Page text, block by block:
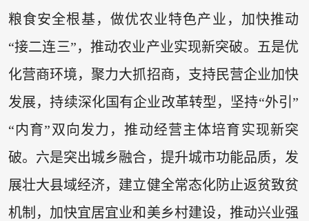
粮食安全根基，做优农业特色产业，加快推动
“接二连三”，推动农业产业实现新突破。五是优
化营商环境，聚力大抓招商，支持民营企业加快
发展，持续深化国有企业改革转型，坚持“外引”
“内育”双向发力，推动经营主体培育实现新突
破。六是突出城乡融合，提升城市功能品质，发
展壮大县域经济，建立健全常态化防止返贫致贫
机制，加快宜居宜业和美乡村建设，推动兴业强